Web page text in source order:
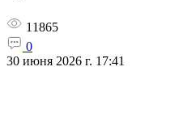
11865
0
30 июня 2026 г. 17:41